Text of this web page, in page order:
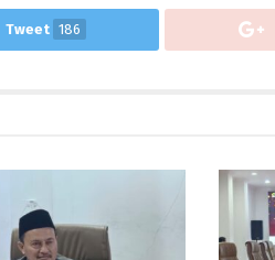
Tweet 186